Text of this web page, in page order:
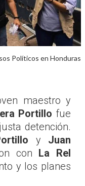
Políticos en Honduras
maestro y
Portillo fue
detención.
y Juan
con La Rel
y los planes